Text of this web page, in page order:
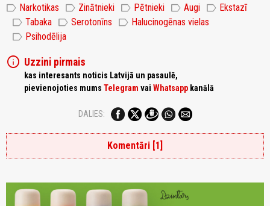
label Narkotikas label Zinātnieki label Pētnieki label Augi label Ekstazī
label Tabaka label Serotonīns label Halucinogēnas vielas
label Psihodēlija
info Uzzini pirmais
kas interesants noticis Latvijā un pasaulē,
pievienojoties mums Telegram vai Whatsapp kanālā
DALIES:
Komentāri [1]